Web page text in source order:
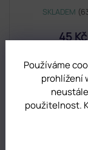
Používáme
prohlížení
použitelnost.
SKLADEM
45 Kč